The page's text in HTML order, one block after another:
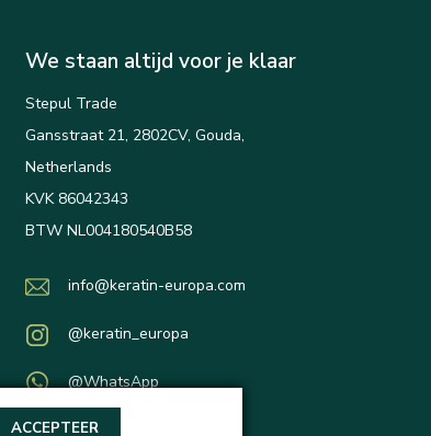
We staan altijd voor je klaar
Stepul Trade
Gansstraat 21, 2802CV, Gouda,
Netherlands
KVK 86042343
BTW NL004180540B58
info@keratin-europa.com
@keratin_europa
@WhatsApp
ACCEPTEER